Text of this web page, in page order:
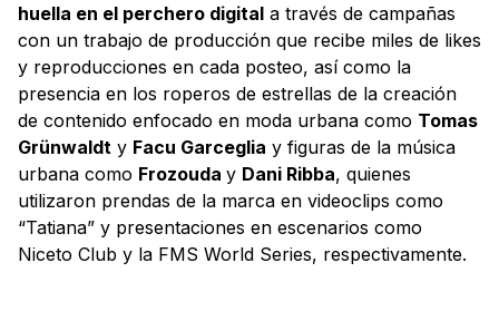
huella en el perchero digital a través de campañas
con un trabajo de producción que recibe miles de likes
y reproducciones en cada posteo, así como la
presencia en los roperos de estrellas de la creación
de contenido enfocado en moda urbana como Tomas
Grünwaldt y Facu Garceglia y figuras de la música
urbana como Frozouda y Dani Ribba, quienes
utilizaron prendas de la marca en videoclips como
“Tatiana” y presentaciones en escenarios como
Niceto Club y la FMS World Series, respectivamente.